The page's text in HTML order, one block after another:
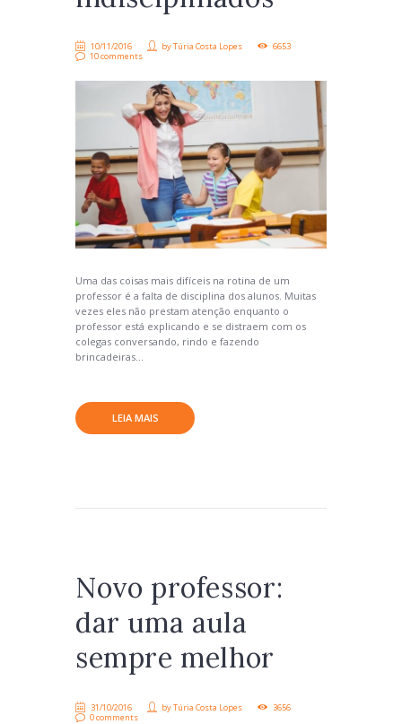
10/11/2016 byTúria Costa Lopes
6653
10 comments
Uma das coisas mais difíceis na rotina de um
professor é a falta de disciplina dos alunos. Muitas
vezes eles não prestam atenção enquanto o
professor está explicando e se distraem com os
colegas conversando, rindo e fazendo
brincadeiras...
LEIA MAIS
Novo professor:
dar uma aula
sempre melhor
31/10/2016 byTúria Costa Lopes
3656
0 comments